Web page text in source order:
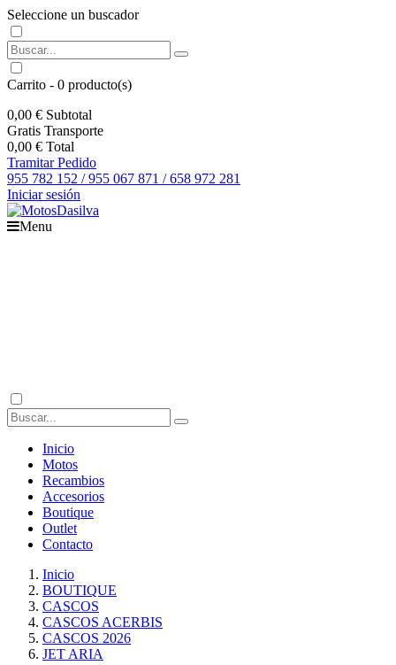
Seleccione un buscador
Carrito - 0 producto(s)
0,00 € Subtotal
Gratis Transporte
0,00 € Total
Tramitar Pedido
955 782 152 / 955 067 871 / 658 972 281
Iniciar sesión
Menu
Inicio
Motos
Recambios
Accesorios
Boutique
Outlet
Contacto
Inicio
BOUTIQUE
CASCOS
CASCOS ACERBIS
CASCOS 2026
JET ARIA